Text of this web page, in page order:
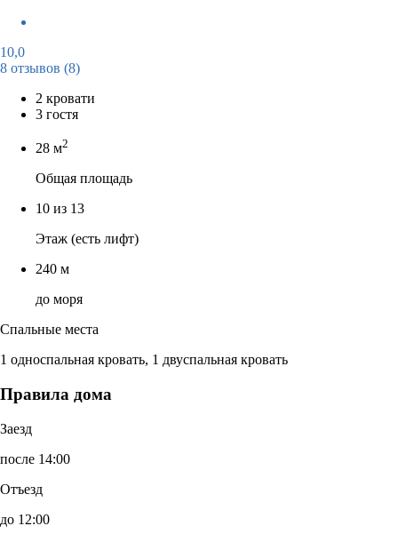
10,0
8 отзывов (8)
2 кровати
3 гостя
28 м2
Общая площадь
10 из 13
Этаж (есть лифт)
240 м
до моря
Спальные места
1 односпальная кровать, 1 двуспальная кровать
Правила дома
Заезд
после 14:00
Отъезд
до 12:00